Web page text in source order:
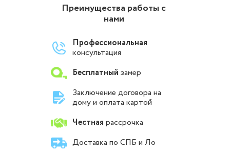
Преимущества работы с
нами
Профессиональная
консультация
Бесплатный замер
Заключение договора на
дому и оплата картой
Честная рассрочка
Доставка по СПБ и Ло